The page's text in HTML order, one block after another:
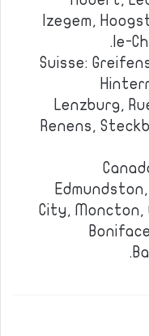
Izegem,
le-
Suisse:
Lenzburg,
Renens,
City, Moncton,